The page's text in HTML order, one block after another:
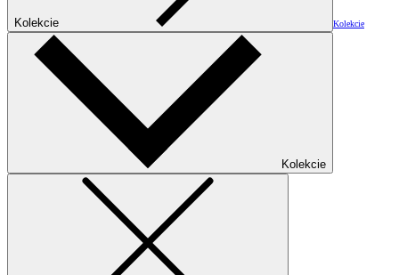
Kolekcie Kolekcie
Kolekcie